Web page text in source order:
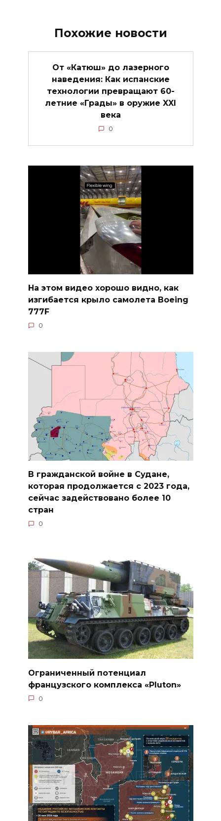
Похожие новости
От «Катюш» до лазерного
наведения: Как испанские
технологии превращают 60-
летние «Грады» в оружие XXI
века
0
На этом видео хорошо видно, как
изгибается крыло самолета Boeing
777F
0
В гражданской войне в Судане,
которая продолжается с 2023 года,
сейчас задействовано более 10
стран
0
Ограниченный потенциал
французского комплекса «Pluton»
0